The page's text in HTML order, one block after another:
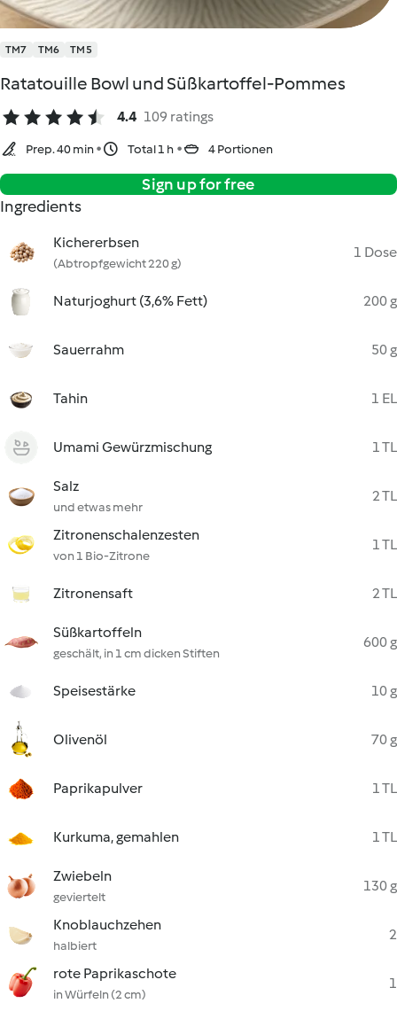
TM7 TM6 TM5
Ratatouille Bowl und Süßkartoffel-Pommes
4.4 109 ratings
Prep. 40 min Total 1 h 4 Portionen
Sign up for free
Ingredients
Kichererbsen
(Abtropfgewicht 220 g)
1 Dose
Naturjoghurt (3,6% Fett) 200 g
Sauerrahm 50 g
Tahin 1 EL
Umami Gewürzmischung 1 TL
Salz
und etwas mehr
2 TL
Zitronenschalenzesten
von 1 Bio-Zitrone
1 TL
Zitronensaft 2 TL
Süßkartoffeln
geschält, in 1 cm dicken Stiften
600 g
Speisestärke 10 g
Olivenöl 70 g
Paprikapulver 1 TL
Kurkuma, gemahlen 1 TL
Zwiebeln
geviertelt
130 g
Knoblauchzehen
halbiert
2
rote Paprikaschote
in Würfeln (2 cm)
1